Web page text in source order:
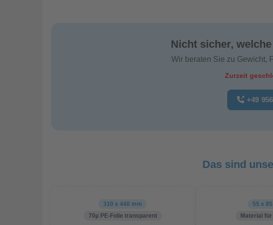
Nicht sicher,
Wir beraten Sie zu Gewicht,
Zurzeit
+49
Das sind
310 x 440 mm
70µ PE-Folie transparent
55 x
Material